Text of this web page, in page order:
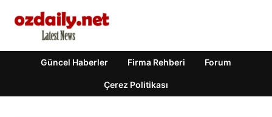
Güncel Haberler Firma Rehberi Forum
Çerez Politikası